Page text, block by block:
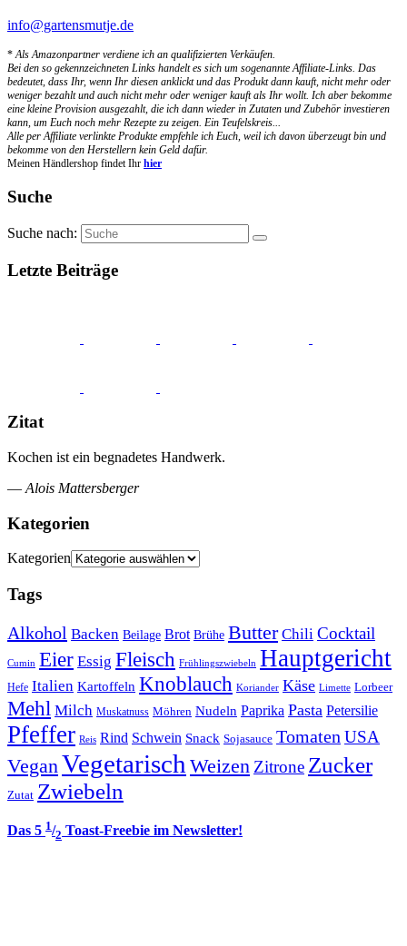
info@gartensmutje.de
* Als Amazonpartner verdiene ich an qualifizierten Verkäufen.
Bei den so gekennzeichneten Links handelt es sich um sogenannte Affiliate-Links. Das
bedeutet, dass Ihr, wenn Ihr diesen anklickt und das Produkt dann kauft, nicht mehr oder
weniger bezahlt und auch nicht mehr oder weniger kauft als Ihr wollt. Ich aber bekomme
eine kleine Provision ausgezahlt, die ich dann wieder in Zutaten und Zubehör investieren
kann, um Euch noch mehr Rezepte zu zeigen. Ein Teufelskreis...
Alle per Affiliate verlinkte Produkte empfehle ich Euch, weil ich davon überzeugt bin und
bekomme von den Herstellern kein Geld dafür.
Meinen Händlershop findet Ihr hier
Suche
Suche nach:
Letzte Beiträge
Zitat
Kochen ist ein begnadetes Handwerk.
— Alois Mattersberger
Kategorien
Kategorien
Tags
Alkohol Backen Beilage Brot Brühe Butter Chili Cocktail
Cumin Eier Essig Fleisch Frühlingszwiebeln Hauptgericht
Hefe Italien Kartoffeln Knoblauch Koriander Käse Limette Lorbeer
Mehl Milch Muskatnuss Möhren Nudeln Paprika Pasta Petersilie
Pfeffer Reis Rind Schwein Snack Sojasauce Tomaten USA
VeganVegetarisch Weizen Zitrone Zucker
Zutat Zwiebeln
Das 5 1/2 Toast-Freebie im Newsletter!